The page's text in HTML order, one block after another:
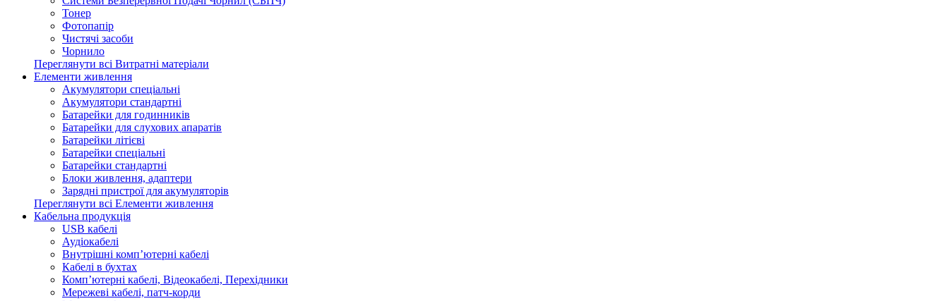
Тонер
Фотопапір
Чистячі засоби
Чорнило
Переглянути всі Витратні матеріали
Елементи живлення
Акумулятори спеціальні
Акумулятори стандартні
Батарейки для годинників
Батарейки для слухових апаратів
Батарейки літієві
Батарейки спеціальні
Батарейки стандартні
Блоки живлення, адаптери
Зарядні пристрої для акумуляторів
Переглянути всі Елементи живлення
Кабельна продукція
USB кабелі
Аудіокабелі
Внутрішні комп’ютерні кабелі
Кабелі в бухтах
Комп’ютерні кабелі, Відеокабелі, Перехідники
Мережеві кабелі, патч-корди